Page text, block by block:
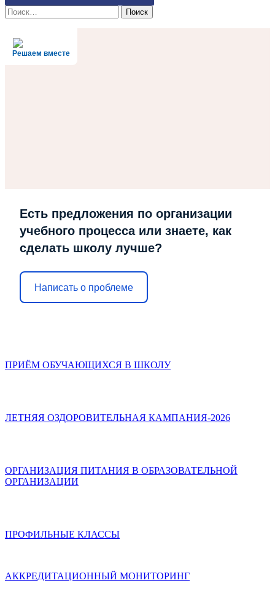
Найти:
Решаем вместе
Есть предложения по организации
учебного процесса или знаете, как
сделать школу лучше?
Написать о проблеме
ПРИЁМ ОБУЧАЮЩИХСЯ В ШКОЛУ
ЛЕТНЯЯ ОЗДОРОВИТЕЛЬНАЯ КАМПАНИЯ-2026
ОРГАНИЗАЦИЯ ПИТАНИЯ В ОБРАЗОВАТЕЛЬНОЙ
ОРГАНИЗАЦИИ
ПРОФИЛЬНЫЕ КЛАССЫ
АККРЕДИТАЦИОННЫЙ МОНИТОРИНГ